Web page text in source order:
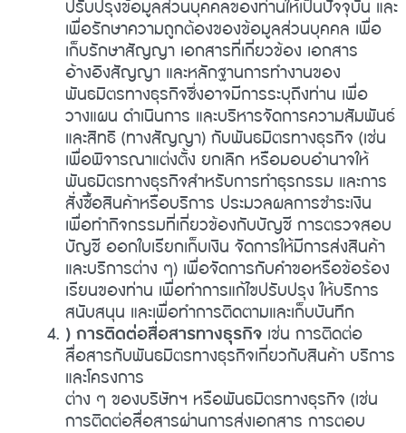
ปรับปรุงข้อมูลส่วนบุคคลของท่านให้เป็นปัจจุบัน และ
เพื่อรักษาความถูกต้องของข้อมูลส่วนบุคคล เพื่อ
เก็บรักษาสัญญา เอกสารที่เกี่ยวข้อง เอกสาร
อ้างอิงสัญญา และหลักฐานการทำงานของ
พันธมิตรทางธุรกิจซึ่งอาจมีการระบุถึงท่าน เพื่อ
วางแผน ดำเนินการ และบริหารจัดการความสัมพันธ์
และสิทธิ (ทางสัญญา) กับพันธมิตรทางธุรกิจ (เช่น
เพื่อพิจารณาแต่งตั้ง ยกเลิก หรือมอบอำนาจให้
พันธมิตรทางธุรกิจสำหรับการทำธุรกรรม และการ
สั่งซื้อสินค้าหรือบริการ ประมวลผลการชำระเงิน
เพื่อทำกิจกรรมที่เกี่ยวข้องกับบัญชี การตรวจสอบ
บัญชี ออกใบเรียกเก็บเงิน จัดการให้มีการส่งสินค้า
และบริการต่าง ๆ) เพื่อจัดการกับคำขอหรือข้อร้อง
เรียนของท่าน เพื่อทำการแก้ไขปรับปรุง ให้บริการ
สนับสนุน และเพื่อทำการติดตามและเก็บบันทึก
) การติดต่อสื่อสารทางธุรกิจ เช่น การติดต่อ
สื่อสารกับพันธมิตรทางธุรกิจเกี่ยวกับสินค้า บริการ
และโครงการ
ต่าง ๆ ของบริษัทฯ หรือพันธมิตรทางธุรกิจ (เช่น
การติดต่อสื่อสารผ่านการส่งเอกสาร การตอบ